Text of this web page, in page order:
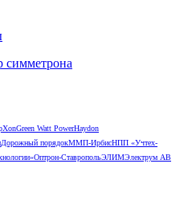
Green Watt PowerHaydon
Дорожный порядокММП-ИрбисНПП «Учтех-
Оптрон-СтавропольЭЛИМЭлектрум АВ